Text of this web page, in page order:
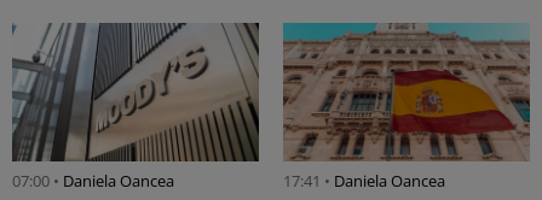
07:00 • Daniela Oancea 17:41 • Daniela Oancea